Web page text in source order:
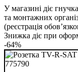
У магазині діє
та монтажних
(реєстрація
Знижка діє при
-64%